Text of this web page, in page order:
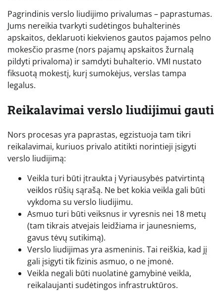
Pagrindinis verslo liudijimo privalumas – paprastumas.
Jums nereikia tvarkyti sudėtingos buhalterinės
apskaitos, deklaruoti kiekvienos gautos pajamos pelno
mokesčio prasme (nors pajamų apskaitos žurnalą
pildyti privaloma) ir samdyti buhalterio. VMI nustato
fiksuotą mokestį, kurį sumokėjus, verslas tampa
legalus.
Reikalavimai verslo liudijimui gauti
Nors procesas yra paprastas, egzistuoja tam tikri
reikalavimai, kuriuos privalo atitikti norintieji įsigyti
verslo liudijimą:
Veikla turi būti įtraukta į Vyriausybės patvirtintą
veiklos rūšių sąrašą. Ne bet kokia veikla gali būti
vykdoma su verslo liudijimu.
Asmuo turi būti veiksnus ir vyresnis nei 18 metų
(tam tikrais atvejais leidžiama ir jaunesniems,
gavus tėvų sutikimą).
Verslo liudijimas yra asmeninis. Tai reiškia, kad jį
gali įsigyti tik fizinis asmuo, o ne įmonė.
Veikla negali būti nuolatinė gamybinė veikla,
reikalaujanti sudėtingos infrastruktūros.